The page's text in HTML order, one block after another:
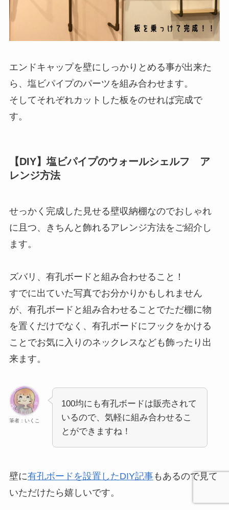
エンドキャップを壁にしっかりとめる事が出来た
ら、塩ビパイプのパーツを組み合わせます。
そしてそれぞれカットした板をのせれば完成で
す。
【DIY】塩ビパイプのウォールシェルフ ア
レンジ方法
せっかく完成した見せる壁収納棚なのでおしゃれ
に且つ、きちんと飾れるアレンジ方法をご紹介し
ます。
ズバリ、有孔ボードと組み合わせること！
すでに出ていた写真でお分かりかもしれません
が、有孔ボードと組み合わせることでただ棚に物
を置くだけでなく、有孔ボードにフックをかける
ことでお気に入りのネックレスなども飾ったり出
来ます。
筆者：いくこ
100均にも有孔ボードは販売されて
いるので、気軽に組み合わせるこ
とができますね！
壁に有孔ボードを設置したDIY記事もあるので見て
いただけたら嬉しいです。